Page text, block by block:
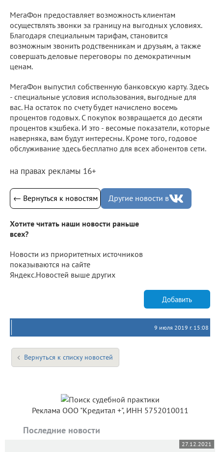
МегаФон предоставляет возможность клиентам
осуществлять звонки за границу на выгодных условиях.
Благодаря специальным тарифам, становится
возможным звонить родственникам и друзьям, а также
совершать деловые переговоры по демократичным
ценам.
МегаФон выпустил собственную банковскую карту. Здесь
- специальные условия использования, выгодные для
вас. На остаток по счету будет начислено восемь
процентов годовых. С покупок возвращается до десяти
процентов кэшбека. И это - весомые показатели, которые
наверняка, вам будут интересны. Кроме того, годовое
обслуживание здесь бесплатно для всех абонентов сети.
на правах рекламы 16+
← Вернуться к новостям Другие новости в
Хотите читать наши новости раньше
всех?
Новости из приоритетных источников
показываются на сайте
Яндекс.Новостей выше других
Добавить
9 июля 2019 г. 15:08
Вернуться к списку новостей
Реклама ООО "Кредитал +", ИНН 5752010011
Последние новости
27.12.2021